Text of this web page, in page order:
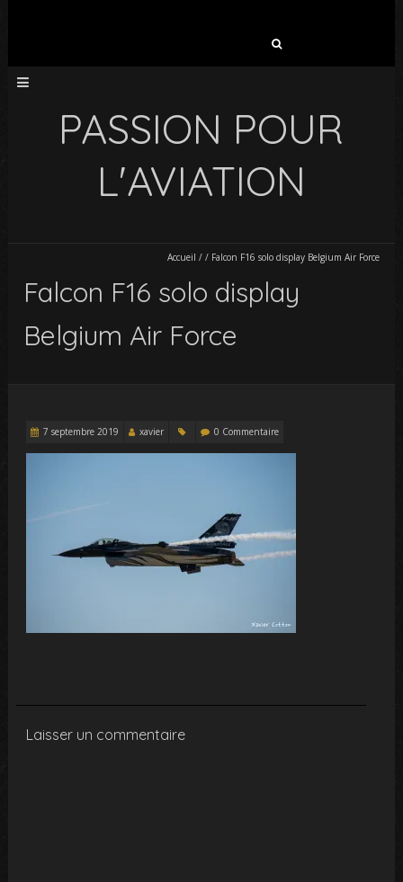
PASSION POUR
L'AVIATION
Accueil / / Falcon F16 solo display Belgium Air Force
Falcon F16 solo display
Belgium Air Force
7 septembre 2019 xavier 0 Commentaire
Laisser un commentaire